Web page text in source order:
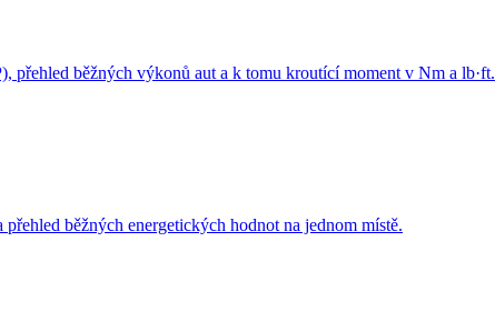
běžných výkonů aut a k tomu kroutící moment v Nm a lb·ft.
běžných energetických hodnot na jednom místě.